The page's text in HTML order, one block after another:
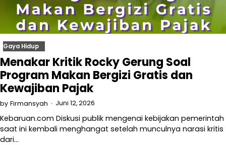
Gaya Hidup
Menakar Kritik Rocky Gerung Soal
Program Makan Bergizi Gratis dan
Kewajiban Pajak
by Firmansyah Juni 12, 2026
Kebaruan.com Diskusi publik mengenai kebijakan pemerintah
saat ini kembali menghangat setelah munculnya narasi kritis
dari…